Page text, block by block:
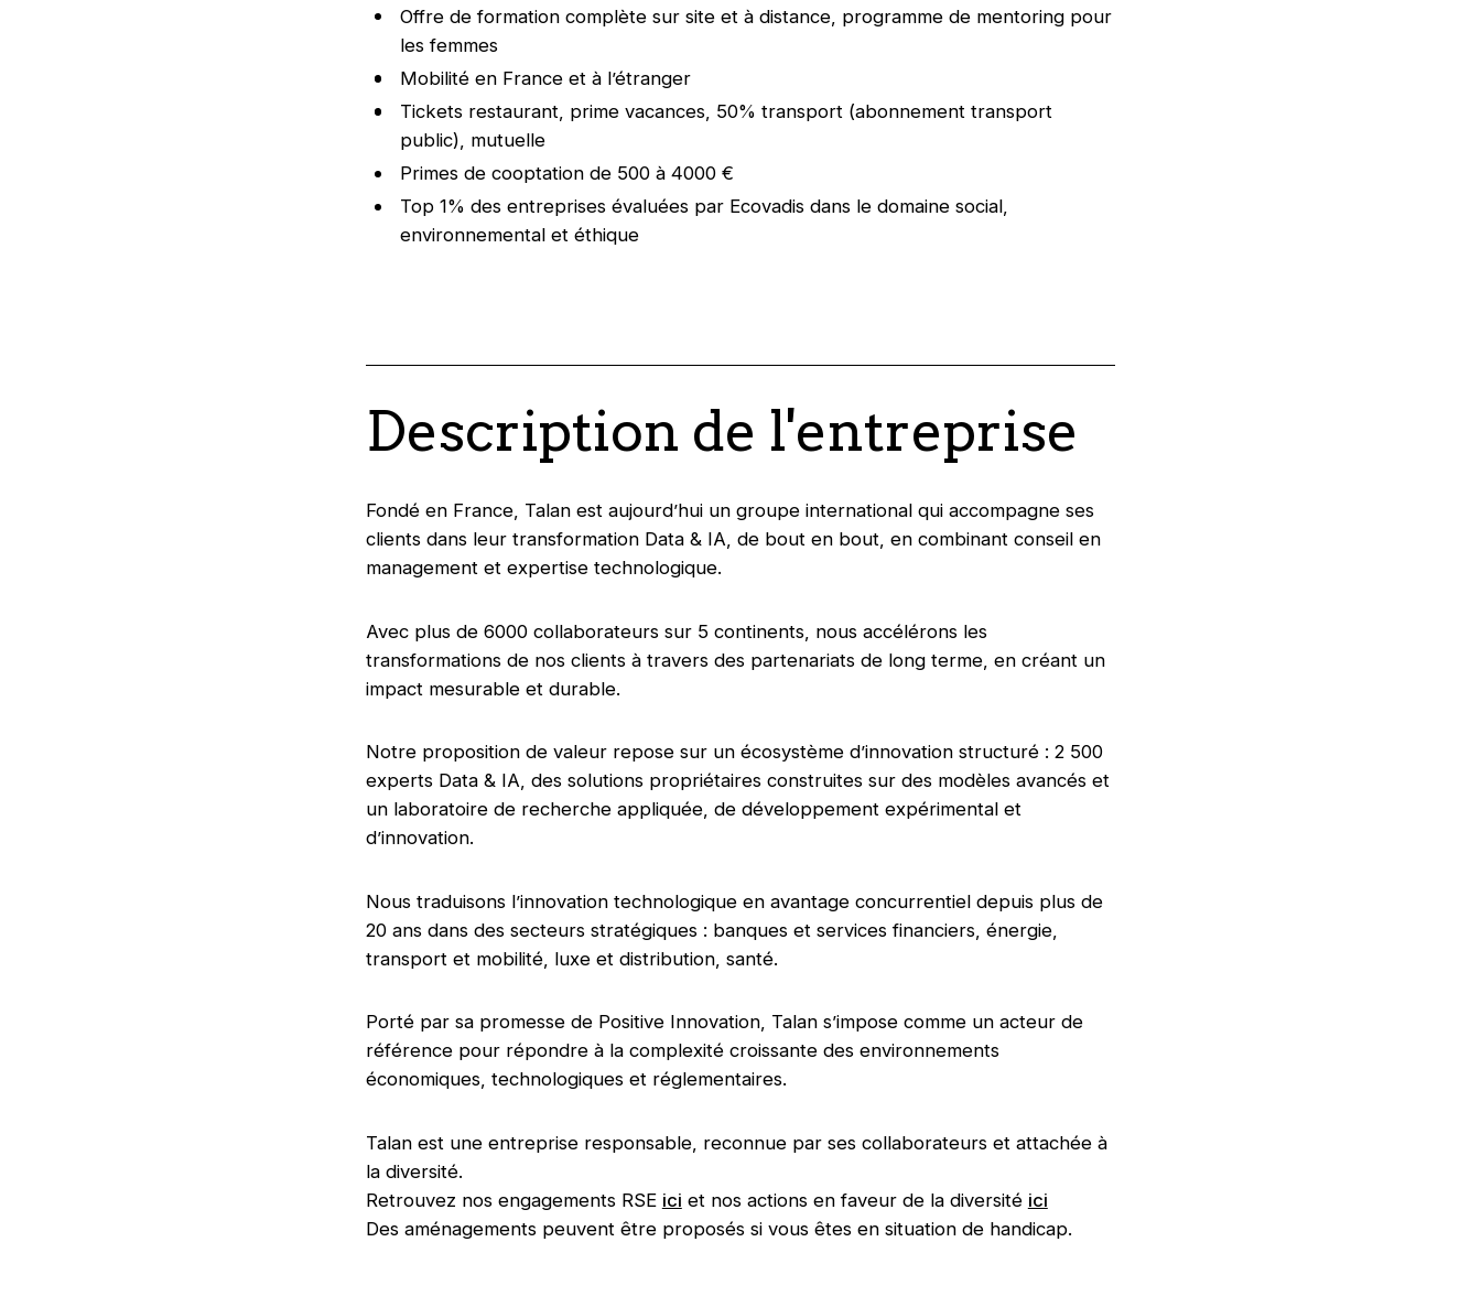
Offre de formation complète sur site et à distance, programme de mentoring pour
les femmes
Mobilité en France et à l’étranger
Tickets restaurant, prime vacances, 50% transport (abonnement transport
public), mutuelle
Primes de cooptation de 500 à 4000 €
Top 1% des entreprises évaluées par Ecovadis dans le domaine social,
environnemental et éthique
Description de l'entreprise
Fondé en France, Talan est aujourd’hui un groupe international qui accompagne ses
clients dans leur transformation Data & IA, de bout en bout, en combinant conseil en
management et expertise technologique.
Avec plus de 6000 collaborateurs sur 5 continents, nous accélérons les
transformations de nos clients à travers des partenariats de long terme, en créant un
impact mesurable et durable.
Notre proposition de valeur repose sur un écosystème d’innovation structuré : 2 500
experts Data & IA, des solutions propriétaires construites sur des modèles avancés et
un laboratoire de recherche appliquée, de développement expérimental et
d’innovation.
Nous traduisons l’innovation technologique en avantage concurrentiel depuis plus de
20 ans dans des secteurs stratégiques : banques et services financiers, énergie,
transport et mobilité, luxe et distribution, santé.
Porté par sa promesse de Positive Innovation, Talan s’impose comme un acteur de
référence pour répondre à la complexité croissante des environnements
économiques, technologiques et réglementaires.
Talan est une entreprise responsable, reconnue par ses collaborateurs et attachée à
la diversité.
Retrouvez nos engagements RSE ici et nos actions en faveur de la diversité ici
Des aménagements peuvent être proposés si vous êtes en situation de handicap.